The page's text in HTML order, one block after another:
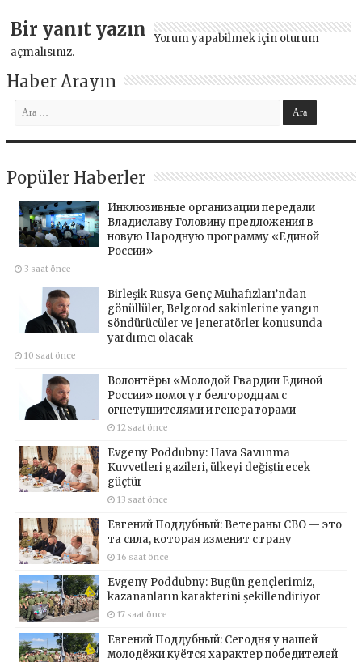
Bir yanıt yazın Yorum yapabilmek için oturum
açmalısınız.
Haber Arayın
Popüler Haberler
Инклюзивные организации передали
Владиславу Головину предложения в
новую Народную программу «Единой
России»
3 saat önce
Birleşik Rusya Genç Muhafızları’ndan
gönüllüler, Belgorod sakinlerine yangın
söndürücüler ve jeneratörler konusunda
yardımcı olacak
10 saat önce
Волонтёры «Молодой Гвардии Единой
России» помогут белгородцам с
огнетушителями и генераторами
12 saat önce
Evgeny Poddubny: Hava Savunma
Kuvvetleri gazileri, ülkeyi değiştirecek
güçtür
13 saat önce
Евгений Поддубный: Ветераны СВО — это
та сила, которая изменит страну
16 saat önce
Evgeny Poddubny: Bugün gençlerimiz,
kazananların karakterini şekillendiriyor
17 saat önce
Евгений Поддубный: Сегодня у нашей
молодёжи куётся характер победителей